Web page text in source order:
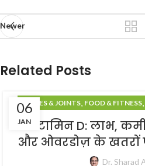
Newer
Related Posts
06
JAN
BONES & JOINTS, FOOD & FITNESS,
विटामिन D: लाभ,
और ओवरडोज़ के खतरों
Dr. Sharad